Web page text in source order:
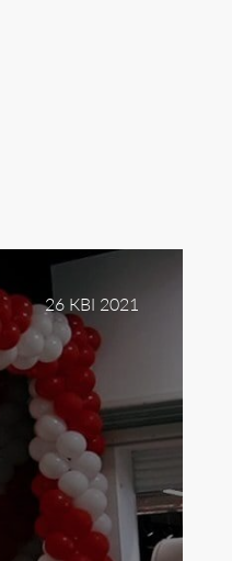
26 КВІ 2021